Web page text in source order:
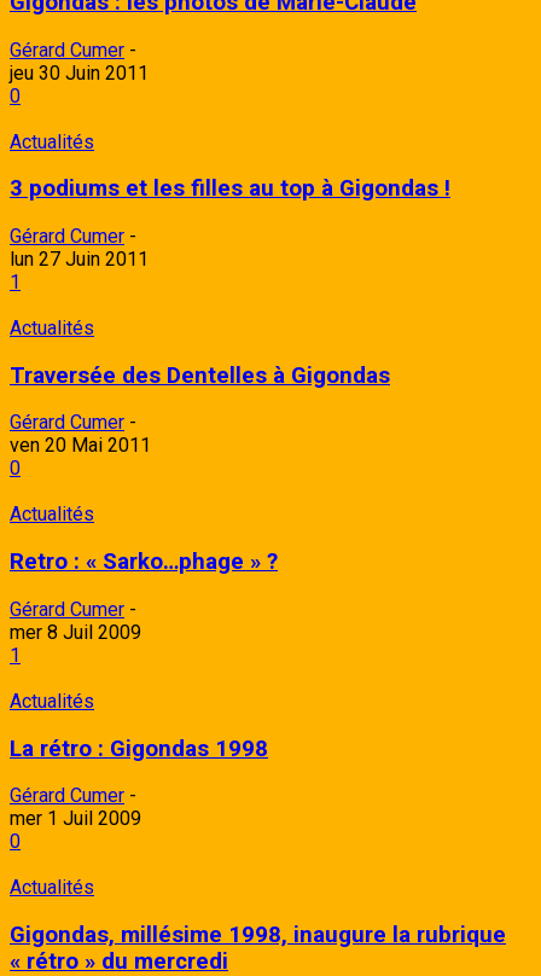
Gérard Cumer -
jeu 30 Juin 2011
0
Actualités
3 podiums et les filles au top à Gigondas !
Gérard Cumer -
lun 27 Juin 2011
1
Actualités
Traversée des Dentelles à Gigondas
Gérard Cumer -
ven 20 Mai 2011
0
Actualités
Retro : « Sarko…phage » ?
Gérard Cumer -
mer 8 Juil 2009
1
Actualités
La rétro : Gigondas 1998
Gérard Cumer -
mer 1 Juil 2009
0
Actualités
Gigondas, millésime 1998, inaugure la rubrique
« rétro » du mercredi